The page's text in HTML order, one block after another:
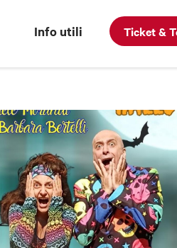
Info utili Ticket &